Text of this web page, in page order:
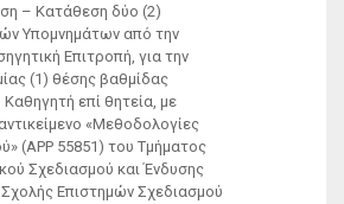
– Κατάθεση δύο (2)
Υπομνημάτων από την
Επιτροπή, για την
(1) θέσης βαθμίδας
επί θητεία, με
«Μεθοδολογίες
(ΑΡΡ 55851) του Τμήματος
Σχεδιασμού και Ένδυσης
Σχολής Επιστημών Σχεδιασμού